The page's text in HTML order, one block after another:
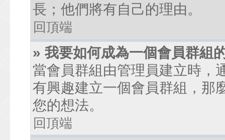
長；他們將有自己的理由。
回頂端
» 我要如何成為一個會員群組
當會員群組由管理員建立時，
有興趣建立一個會員群組，那
您的想法。
回頂端